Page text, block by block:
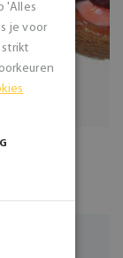
'Alles
je voor